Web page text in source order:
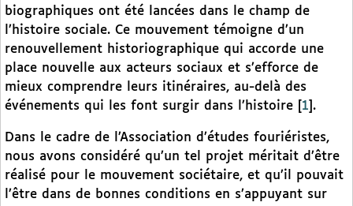
biographiques ont été lancées dans le champ de
l’histoire sociale. Ce mouvement témoigne d’un
renouvellement historiographique qui accorde une
place nouvelle aux acteurs sociaux et s’efforce de
mieux comprendre leurs itinéraires, au-delà des
événements qui les font surgir dans l’histoire
1 .
Dans le cadre de l’Association d’études fouriéristes,
nous avons considéré qu’un tel projet méritait d’être
réalisé pour le mouvement sociétaire, et qu’il pouvait
l’être dans de bonnes conditions en s’appuyant sur